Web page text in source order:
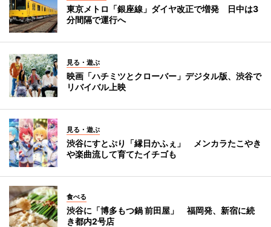
東京メトロ「銀座線」ダイヤ改正で増発 日中は3
分間隔で運行へ
見る・遊ぶ
映画「ハチミツとクローバー」デジタル版、渋谷で
リバイバル上映
見る・遊ぶ
渋谷にすとぷり「縁日かふぇ」 メンカラたこやき
や楽曲流して育てたイチゴも
食べる
渋谷に「博多もつ鍋 前田屋」 福岡発、新宿に続
き都内2号店